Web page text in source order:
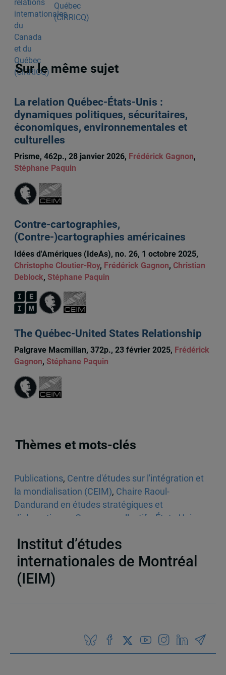
Québec
(CIRRICQ)
Sur le même sujet
La relation Québec-États-Unis :
dynamiques politiques, sécuritaires,
économiques, environnementales et
culturelles
Prisme, 462p., 28 janvier 2026, Frédérick Gagnon,
Stéphane Paquin
Contre-cartographies,
(Contre-)cartographies américaines
Idées d'Amériques (IdeAs), no. 26, 1 octobre 2025,
Christophe Cloutier-Roy, Frédérick Gagnon, Christian
Deblock, Stéphane Paquin
The Québec-United States Relationship
Palgrave Macmillan, 372p., 23 février 2025, Frédérick
Gagnon, Stéphane Paquin
Thèmes et mots-clés
Publications, Centre d'études sur l'intégration et
la mondialisation (CEIM), Chaire Raoul-
Dandurand en études stratégiques et
diplomatiques
Ouvrages collectifs États-Unis
Institut d’études
internationales de Montréal
(IEIM)